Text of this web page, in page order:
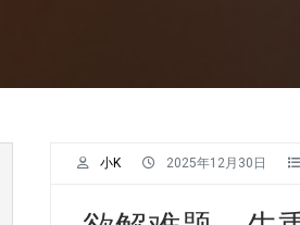
小K 2025年12月30日